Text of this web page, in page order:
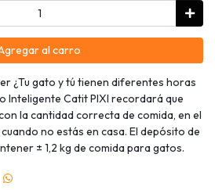
al carro
¿Tu gato y tú tienen diferentes horas
Inteligente Catit PIXI recordará que
la cantidad correcta de comida, en el
no estás en casa. El depósito de
± 1,2 kg de comida para gatos.